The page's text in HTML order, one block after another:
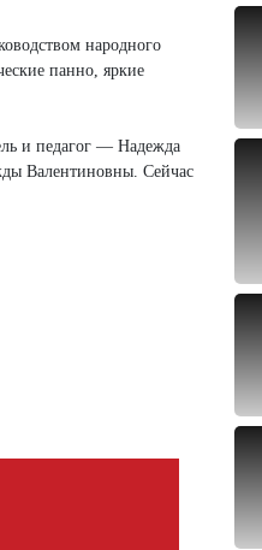
народного
панно, яркие
и педагог — Надежда
Валентиновны. Сейчас